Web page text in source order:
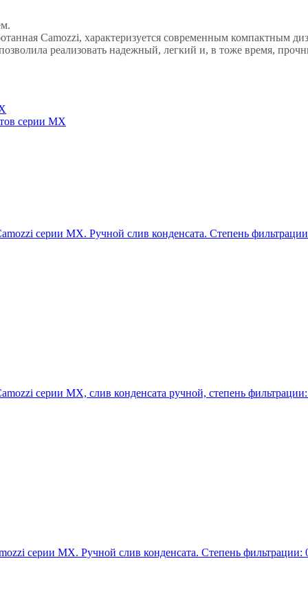
Camozzi, характеризуется современным компактным
реализовать надежный, легкий и, в тоже время,
серии MX
серии MX. Ручной слив конденсата. Степень
серии MX, слив конденсата ручной, степень
серии MX. Ручной слив конденсата. Степень фильтрации: